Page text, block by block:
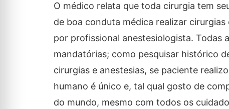
O médico relata que toda cirurgia tem
de boa conduta médica realizar
por profissional anestesiologista. Todas
mandatórias; como pesquisar histórico
cirurgias e anestesias, se paciente
humano é único e, tal qual gosto de
do mundo, mesmo com todos os